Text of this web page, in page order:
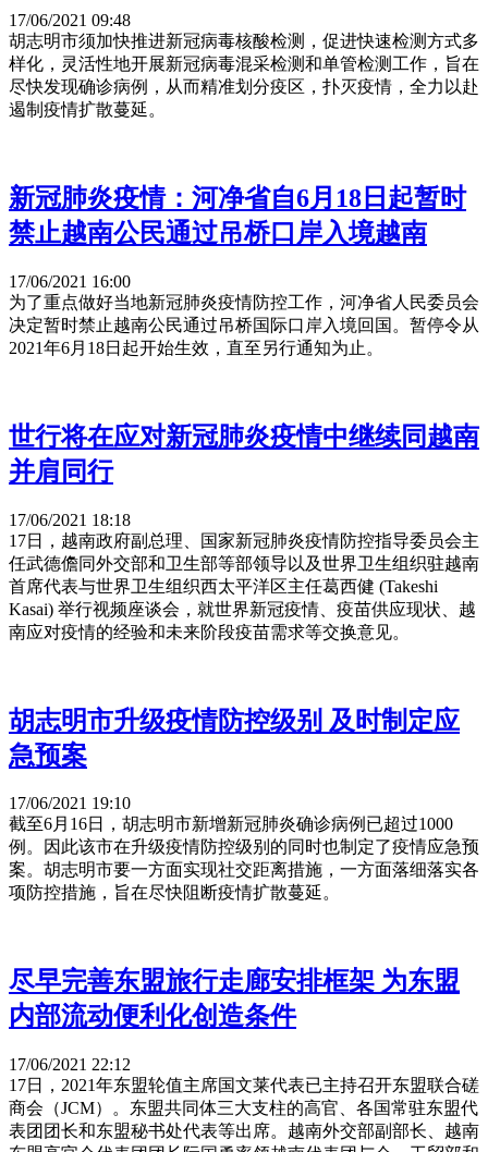
17/06/2021 09:48
胡志明市须加快推进新冠病毒核酸检测，促进快速检测方式多
样化，灵活性地开展新冠病毒混采检测和单管检测工作，旨在
尽快发现确诊病例，从而精准划分疫区，扑灭疫情，全力以赴
遏制疫情扩散蔓延。
新冠肺炎疫情：河净省自6月18日起暂时
禁止越南公民通过吊桥口岸入境越南
17/06/2021 16:00
为了重点做好当地新冠肺炎疫情防控工作，河净省人民委员会
决定暂时禁止越南公民通过吊桥国际口岸入境回国。暂停令从
2021年6月18日起开始生效，直至另行通知为止。
世行将在应对新冠肺炎疫情中继续同越南
并肩同行
17/06/2021 18:18
17日，越南政府副总理、国家新冠肺炎疫情防控指导委员会主
任武德儋同外交部和卫生部等部领导以及世界卫生组织驻越南
首席代表与世界卫生组织西太平洋区主任葛西健 (Takeshi
Kasai) 举行视频座谈会，就世界新冠疫情、疫苗供应现状、越
南应对疫情的经验和未来阶段疫苗需求等交换意见。
胡志明市升级疫情防控级别 及时制定应
急预案
17/06/2021 19:10
截至6月16日，胡志明市新增新冠肺炎确诊病例已超过1000
例。因此该市在升级疫情防控级别的同时也制定了疫情应急预
案。胡志明市要一方面实现社交距离措施，一方面落细落实各
项防控措施，旨在尽快阻断疫情扩散蔓延。
尽早完善东盟旅行走廊安排框架 为东盟
内部流动便利化创造条件
17/06/2021 22:12
17日，2021年东盟轮值主席国文莱代表已主持召开东盟联合磋
商会（JCM）。东盟共同体三大支柱的高官、各国常驻东盟代
表团团长和东盟秘书处代表等出席。越南外交部副部长、越南